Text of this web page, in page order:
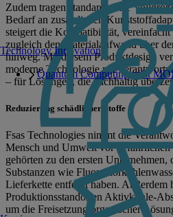
Technology Innovation
Quantum Computing trifft
Zudem tragen standardisierte
Bedarf an zusätzlichen
steigert die Kompatibilität,
zugleich den Materialaufwand über
hinweg. Mit diesem Produktdesign
moderne Technologie mit
– für Lösungen, die nachhaltig
Reduzierung schädlicher Stoffe
Fsas Technologies nimmt die
Mensch und Umwelt vor gefährlichen
gehörten zu den ersten Unternehmen,
Substanzen wie
Lieferkette entfernt haben. Außerdem
Produktionsstandorten Aktivkohle-
um die Freisetzung organischer